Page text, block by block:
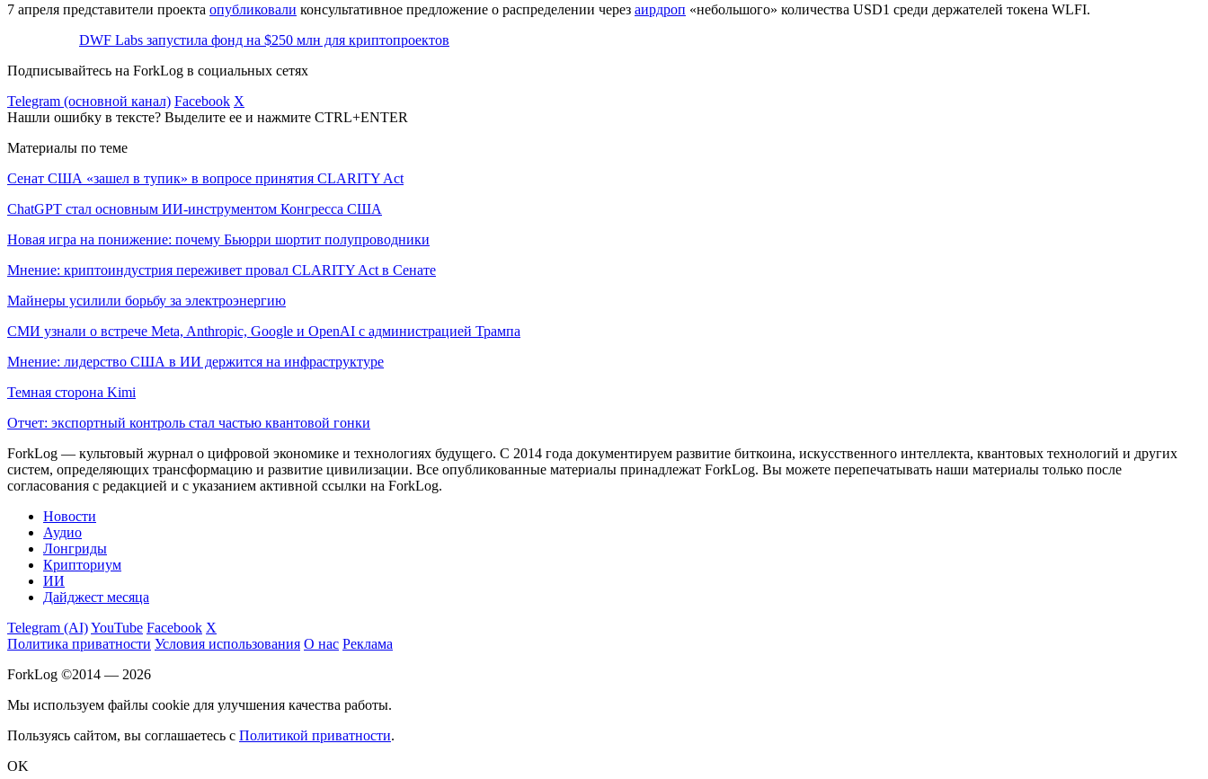
7 апреля представители проекта опубликовали консультативное предложение о распределении через аирдроп «небольшого» количества USD1 среди держателей токена WLFI.
DWF Labs запустила фонд на $250 млн для криптопроектов
Подписывайтесь на ForkLog в социальных сетях
Telegram (основной канал) Facebook X
Нашли ошибку в тексте? Выделите ее и нажмите CTRL+ENTER
Материалы по теме
Сенат США «зашел в тупик» в вопросе принятия CLARITY Act
ChatGPT стал основным ИИ-инструментом Конгресса США
Новая игра на понижение: почему Бьюрри шортит полупроводники
Мнение: криптоиндустрия переживет провал CLARITY Act в Сенате
Майнеры усилили борьбу за электроэнергию
СМИ узнали о встрече Meta, Anthropic, Google и OpenAI с администрацией Трампа
Мнение: лидерство США в ИИ держится на инфраструктуре
Темная сторона Kimi
Отчет: экспортный контроль стал частью квантовой гонки
ForkLog — культовый журнал о цифровой экономике и технологиях будущего. С 2014 года документируем развитие биткоина, искусственного интеллекта, квантовых технологий и других
систем, определяющих трансформацию и развитие цивилизации. Все опубликованные материалы принадлежат ForkLog. Вы можете перепечатывать наши материалы только после
согласования с редакцией и с указанием активной ссылки на ForkLog.
Новости
Аудио
Лонгриды
Крипториум
ИИ
Дайджест месяца
Telegram (AI)YouTube Facebook X
Политика приватности Условия использования О нас Реклама
ForkLog ©2014 — 2026
Мы используем файлы cookie для улучшения качества работы.
Пользуясь сайтом, вы соглашаетесь с Политикой приватности.
OK